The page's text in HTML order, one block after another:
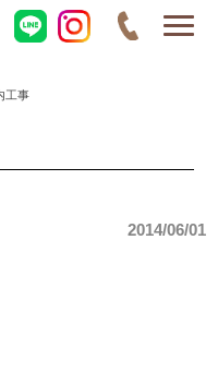
事
2014/06/01